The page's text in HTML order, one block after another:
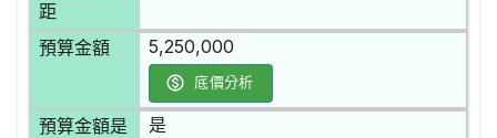
距
預算金額 5,250,000
底價分析
預算金額是
是